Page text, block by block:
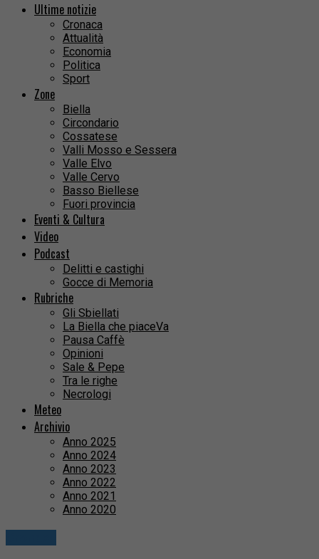
Ultime notizie
Cronaca
Attualità
Economia
Politica
Sport
Zone
Biella
Circondario
Cossatese
Valli Mosso e Sessera
Valle Elvo
Valle Cervo
Basso Biellese
Fuori provincia
Eventi & Cultura
Video
Podcast
Delitti e castighi
Gocce di Memoria
Rubriche
Gli Sbiellati
La Biella che piaceVa
Pausa Caffè
Opinioni
Sale & Pepe
Tra le righe
Necrologi
Meteo
Archivio
Anno 2025
Anno 2024
Anno 2023
Anno 2022
Anno 2021
Anno 2020